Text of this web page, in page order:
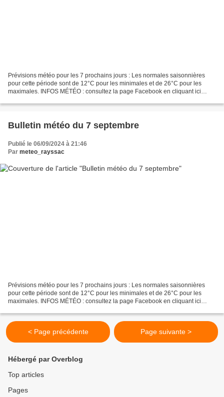
Prévisions météo pour les 7 prochains jours : Les normales saisonnières
pour cette période sont de 12°C pour les minimales et de 26°C pour les
maximales. INFOS MÉTÉO : consultez la page Facebook en cliquant ici
Bulletin météo du 7 septembre
Publié le 06/09/2024 à 21:46
Par meteo_rayssac
Prévisions météo pour les 7 prochains jours : Les normales saisonnières
pour cette période sont de 12°C pour les minimales et de 26°C pour les
maximales. INFOS MÉTÉO : consultez la page Facebook en cliquant ici
< Page précédente Page suivante >
Hébergé par Overblog
Top articles
Pages